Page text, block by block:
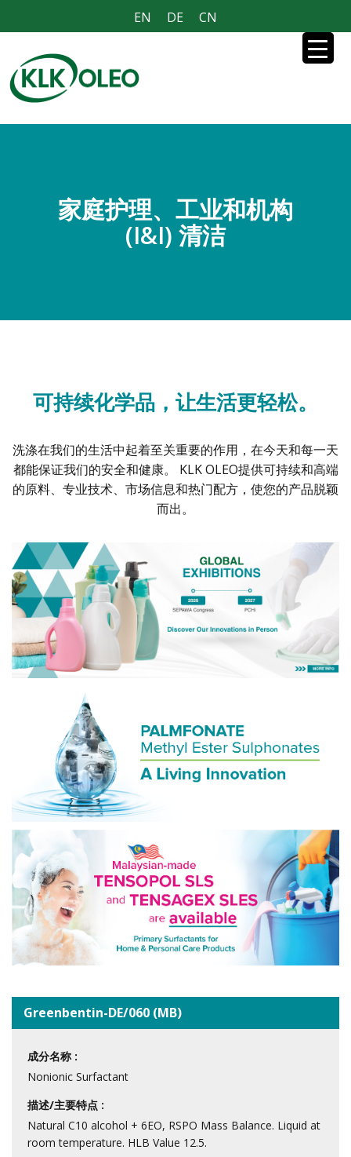
EN DE CN
家庭护理、工业和机构
(I&I) 清洁
可持续化学品，让生活更轻松。
洗涤在我们的生活中起着至关重要的作用，在今天和每一天
都能保证我们的安全和健康。 KLK OLEO提供可持续和高端
的原料、专业技术、市场信息和热门配方，使您的产品脱颖
而出。
Greenbentin-DE/060 (MB)
成分名称 :
Nonionic Surfactant
描述/主要特点 :
Natural C10 alcohol + 6EO, RSPO Mass Balance. Liquid at
room temperature. HLB Value 12.5.